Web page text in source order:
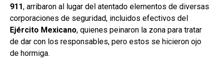
911, arribaron al lugar del atentado elementos de diversas
corporaciones de seguridad, incluidos efectivos del
Ejército Mexicano, quienes peinaron la zona para tratar
de dar con los responsables, pero estos se hicieron ojo
de hormiga.